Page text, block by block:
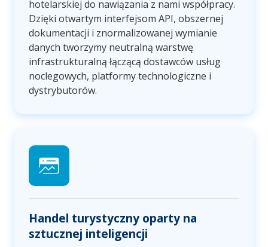
hotelarskiej do nawiązania z nami współpracy.
Dzięki otwartym interfejsom API, obszernej
dokumentacji i znormalizowanej wymianie
danych tworzymy neutralną warstwę
infrastrukturalną łączącą dostawców usług
noclegowych, platformy technologiczne i
dystrybutorów.
Handel turystyczny oparty na
sztucznej inteligencji